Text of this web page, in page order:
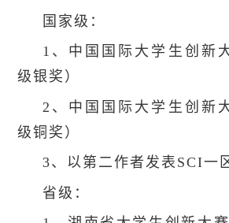
国家级：
1、中国国际大学生创新
级银奖）
2、中国国际大学生创新
级铜奖）
3、以第二作者发表SCI一
省级：